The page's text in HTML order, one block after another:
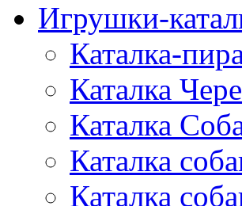
Игрушки-
Каталка-
Каталка
Каталка
Каталка
Каталка